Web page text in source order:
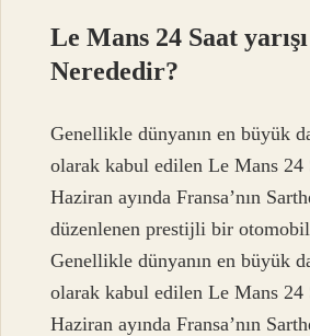
Le Mans 24 Saat yarışı
Nerededir?
Genellikle dünyanın en büyük
olarak kabul edilen Le Mans 24
Haziran ayında Fransa’nın
düzenlenen prestijli bir otomobil
Genellikle dünyanın en büyük
olarak kabul edilen Le Mans 24
Haziran ayında Fransa’nın